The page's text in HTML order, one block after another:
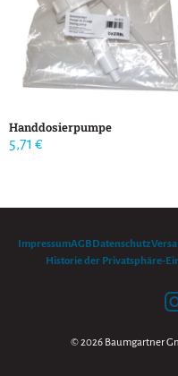
Handdosierpumpe
5,71 €
ImpressumAGBDatenschutz
Historie der Privatsphäre-
© 2026 Baumgartner